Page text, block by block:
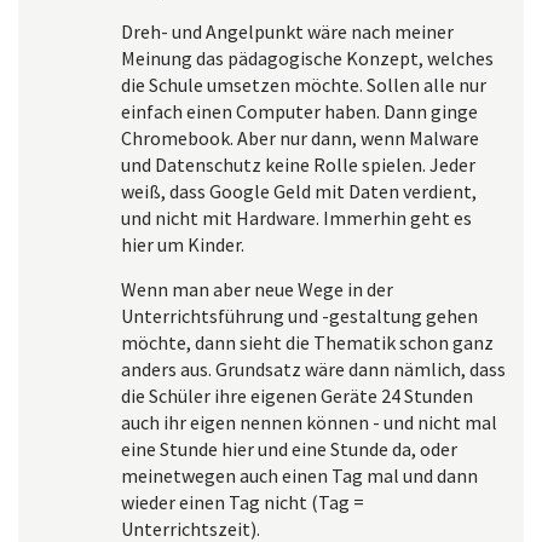
Dreh- und Angelpunkt wäre nach meiner
Meinung das pädagogische Konzept, welches
die Schule umsetzen möchte. Sollen alle nur
einfach einen Computer haben. Dann ginge
Chromebook. Aber nur dann, wenn Malware
und Datenschutz keine Rolle spielen. Jeder
weiß, dass Google Geld mit Daten verdient,
und nicht mit Hardware. Immerhin geht es
hier um Kinder.
Wenn man aber neue Wege in der
Unterrichtsführung und -gestaltung gehen
möchte, dann sieht die Thematik schon ganz
anders aus. Grundsatz wäre dann nämlich, dass
die Schüler ihre eigenen Geräte 24 Stunden
auch ihr eigen nennen können - und nicht mal
eine Stunde hier und eine Stunde da, oder
meinetwegen auch einen Tag mal und dann
wieder einen Tag nicht (Tag =
Unterrichtszeit).